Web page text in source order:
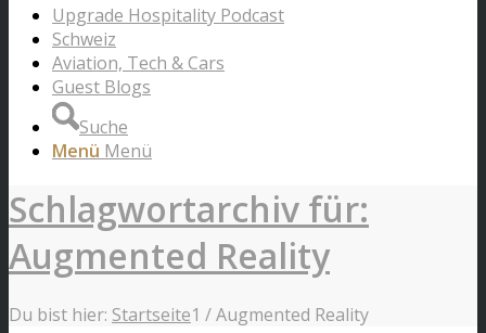
Upgrade Hospitality Podcast
Schweiz
Aviation, Tech & Cars
Guest Blogs
Suche
Menü Menü
Schlagwortarchiv für:
Augmented Reality
Du bist hier: Startseite1 /Augmented Reality